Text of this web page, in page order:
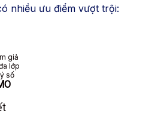
nhiều ưu điểm vượt trội:
giả
lớp
số